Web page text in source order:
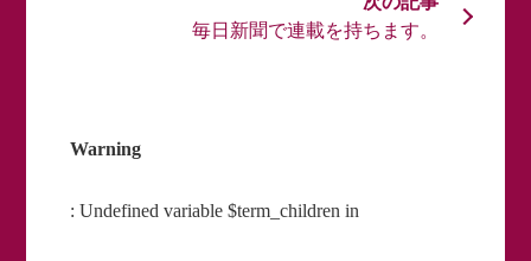
Warning
: Undefined variable $term_children in
毎日新聞で連載を持ちます。